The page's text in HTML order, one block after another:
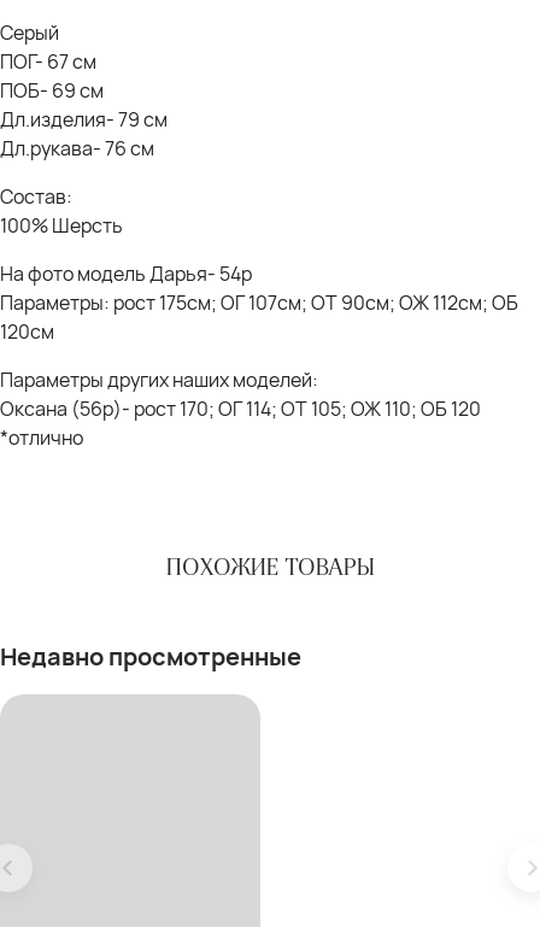
Серый
ПОГ- 67 см
ПОБ- 69 см
Дл.изделия- 79 см
Дл.рукава- 76 см
Состав:
100% Шерсть
На фото модель Дарья- 54р
Параметры: рост 175см; ОГ 107см; ОТ 90см; ОЖ 112см; ОБ
120см
Параметры других наших моделей:
Оксана (56р)- рост 170; ОГ 114; ОТ 105; ОЖ 110; ОБ 120
*отлично
ПОХОЖИЕ ТОВАРЫ
Недавно просмотренные